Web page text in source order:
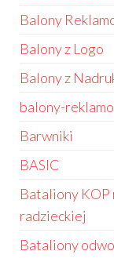
Balony
Balony z Logo
Balony z
balony-
Barwniki
BASIC
Bataliony KOP
radzieckiej
Bataliony